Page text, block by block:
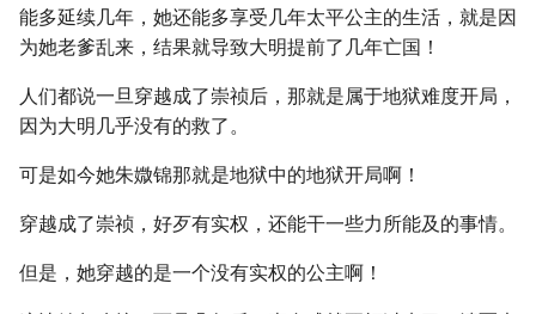
能多延续几年，她还能多享受几年太平公主的生活，就是因
为她老爹乱来，结果就导致大明提前了几年亡国！
人们都说一旦穿越成了崇祯后，那就是属于地狱难度开局，
因为大明几乎没有的救了。
可是如今她朱媺锦那就是地狱中的地狱开局啊！
穿越成了崇祯，好歹有实权，还能干一些力所能及的事情。
但是，她穿越的是一个没有实权的公主啊！